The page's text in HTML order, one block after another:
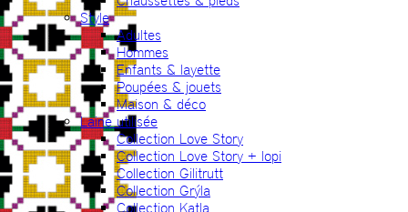
Style
Adultes
Hommes
Enfants & layette
Poupées & jouets
Maison & déco
Laine utilisée
Collection Love Story
Collection Love Story + lopi
Collection Gilitrutt
Collection Grýla
Collection Katla